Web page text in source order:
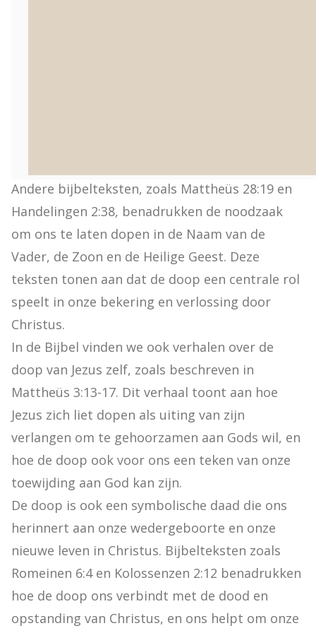
Andere bijbelteksten, zoals Mattheüs 28:19 en
Handelingen 2:38, benadrukken de noodzaak
om ons te laten dopen in de Naam van de
Vader, de Zoon en de Heilige Geest. Deze
teksten tonen aan dat de doop een centrale rol
speelt in onze bekering en verlossing door
Christus.
In de Bijbel vinden we ook verhalen over de
doop van Jezus zelf, zoals beschreven in
Mattheüs 3:13-17. Dit verhaal toont aan hoe
Jezus zich liet dopen als uiting van zijn
verlangen om te gehoorzamen aan Gods wil, en
hoe de doop ook voor ons een teken van onze
toewijding aan God kan zijn.
De doop is ook een symbolische daad die ons
herinnert aan onze wedergeboorte en onze
nieuwe leven in Christus. Bijbelteksten zoals
Romeinen 6:4 en Kolossenzen 2:12 benadrukken
hoe de doop ons verbindt met de dood en
opstanding van Christus, en ons helpt om onze